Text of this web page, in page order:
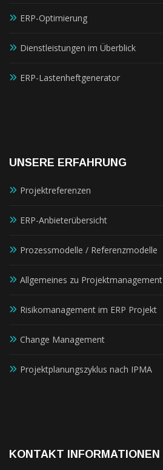
ERP-Optimierung
Dienstleistungen im Überblick
ERP-Lastenheftgenerator
UNSERE ERFAHRUNG
Projektreferenzen
ERP-Anbieterübersicht
Prozessmodelle / Referenzmodelle
Allgemeines zu Projektmanagement
Risikomanagement im ERP Projekt
Change Management
Projektplanungszyklus nach IPMA
KONTAKT INFORMATIONEN